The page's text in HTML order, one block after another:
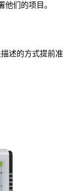
他们的项目。
述的方式提前准